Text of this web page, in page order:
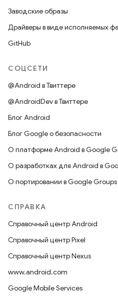
Заводские образы
Драйверы в виде исполняемых
GitHub
СОЦСЕТИ
@Android в Твиттере
@AndroidDev в Твиттере
Блог Android
Блог Google о безопасности
О платформе Android в Google
О разработках для Android в
О портировании в Google Groups
СПРАВКА
Справочный центр Android
Справочный центр Pixel
Справочный центр Nexus
www.android.com
Google Mobile Services